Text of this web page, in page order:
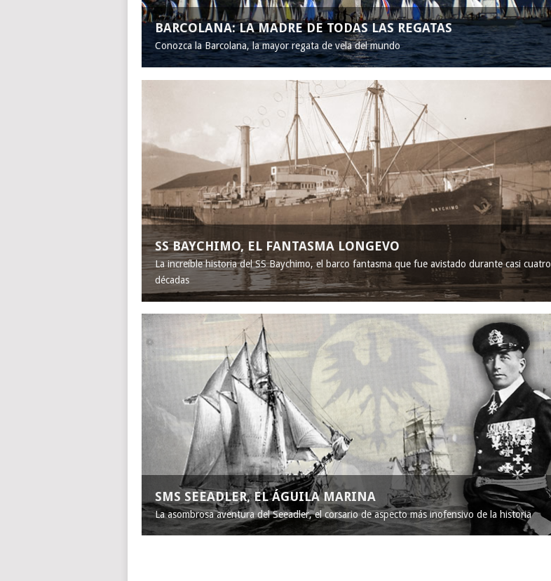
BARCOLANA: LA MADRE DE TODAS LAS REGATAS
Conozca la Barcolana, la mayor regata de vela del mundo
SS BAYCHIMO, EL FANTASMA LONGEVO
La increíble historia del SS Baychimo, el barco fantasma que fue avistado durante casi cuatro
décadas
SMS SEEADLER, EL ÁGUILA MARINA
La asombrosa aventura del Seeadler, el corsario de aspecto más inofensivo de la historia